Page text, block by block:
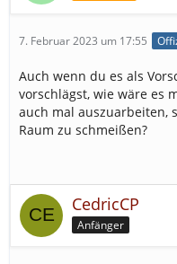
7. Februar 2023 um 17:55
Auch wenn du es als
vorschlägst, wie wäre es
auch mal auszuarbeiten,
Raum zu schmeißen?
CedricCP
Anfänger